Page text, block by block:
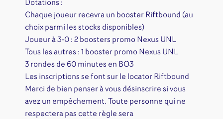
Dotations :
Chaque joueur recevra un booster Riftbound (au
choix parmi les stocks disponibles)
Joueur à 3-0 : 2 boosters promo Nexus UNL
Tous les autres : 1 booster promo Nexus UNL
3 rondes de 60 minutes en BO3
Les inscriptions se font sur le locator Riftbound
Merci de bien penser à vous désinscrire si vous
avez un empêchement. Toute personne qui ne
respectera pas cette règle sera